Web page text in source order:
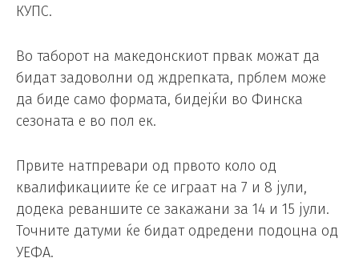
КУПС.
Во таборот на македонскиот првак можат да
бидат задоволни од ждрепката, прблем може
да биде само формата, бидејќи во Финска
сезоната е во пол ек.
Првите натпревари од првото коло од
квалификациите ќе се играат на 7 и 8 јули,
додека реваншите се закажани за 14 и 15 јули.
Точните датуми ќе бидат одредени подоцна од
УЕФА.